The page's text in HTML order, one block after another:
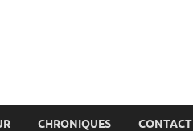
CHRONIQUES CONTACT